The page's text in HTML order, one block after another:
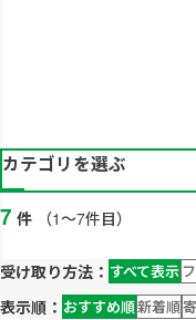
カテゴリを選ぶ
7 件 （1～7件目）
受け取り方法： すべて表示
表示順： おすすめ順新着順